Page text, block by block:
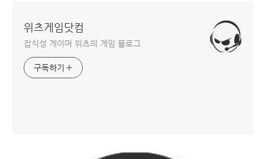
위츠게임닷컴
잡식성 게이머 위츠의 게임 블로그
구독하기